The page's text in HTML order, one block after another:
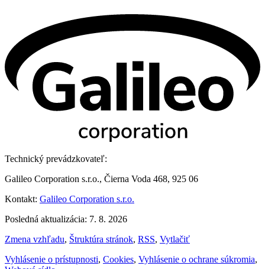
Technický prevádzkovateľ:
Galileo Corporation s.r.o., Čierna Voda 468, 925 06
Kontakt: Galileo Corporation s.r.o.
Posledná aktualizácia: 7. 8. 2026
Zmena vzhľadu, Štruktúra stránok, RSS, Vytlačiť
Vyhlásenie o prístupnosti, Cookies, Vyhlásenie o ochrane súkromia,